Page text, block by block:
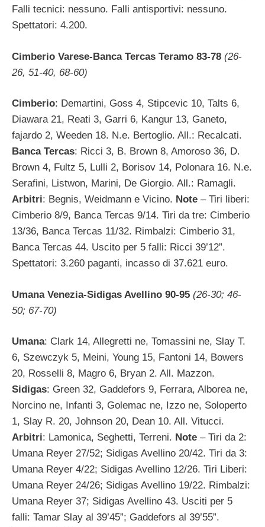
Falli tecnici: nessuno. Falli antisportivi: nessuno.
Spettatori: 4.200.
Cimberio Varese-Banca Tercas Teramo 83-78 (26-
26, 51-40, 68-60)
Cimberio: Demartini, Goss 4, Stipcevic 10, Talts 6,
Diawara 21, Reati 3, Garri 6, Kangur 13, Ganeto,
fajardo 2, Weeden 18. N.e. Bertoglio. All.: Recalcati.
Banca Tercas: Ricci 3, B. Brown 8, Amoroso 36, D.
Brown 4, Fultz 5, Lulli 2, Borisov 14, Polonara 16. N.e.
Serafini, Listwon, Marini, De Giorgio. All.: Ramagli.
Arbitri: Begnis, Weidmann e Vicino. Note – Tiri liberi:
Cimberio 8/9, Banca Tercas 9/14. Tiri da tre: Cimberio
13/36, Banca Tercas 11/32. Rimbalzi: Cimberio 31,
Banca Tercas 44. Uscito per 5 falli: Ricci 39’12”.
Spettatori: 3.260 paganti, incasso di 37.621 euro.
Umana Venezia-Sidigas Avellino 90-95 (26-30; 46-
50; 67-70)
Umana: Clark 14, Allegretti ne, Tomassini ne, Slay T.
6, Szewczyk 5, Meini, Young 15, Fantoni 14, Bowers
20, Rosselli 8, Magro 6, Bryan 2. All. Mazzon.
Sidigas: Green 32, Gaddefors 9, Ferrara, Alborea ne,
Norcino ne, Infanti 3, Golemac ne, Izzo ne, Soloperto
1, Slay R. 20, Johnson 20, Dean 10. All. Vitucci.
Arbitri: Lamonica, Seghetti, Terreni. Note – Tiri da 2:
Umana Reyer 27/52; Sidigas Avellino 20/42. Tiri da 3:
Umana Reyer 4/22; Sidigas Avellino 12/26. Tiri Liberi:
Umana Reyer 24/26; Sidigas Avellino 19/22. Rimbalzi:
Umana Reyer 37; Sidigas Avellino 43. Usciti per 5
falli: Tamar Slay al 39’45”; Gaddefors al 39’55”.